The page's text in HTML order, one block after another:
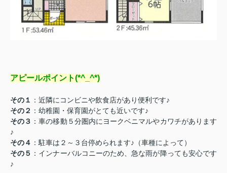
アピールポイント(*^_^*)
その１ ：近隣にコンビニや飲食店があり便利です♪
その２ ：幼稚園・保育園がとても近いです♪
その３ ：車の移動５分圏内にヨークベニマルやカワチがあります
♪
その４ ：駐車は２～３台停められます♪（車種によって）
その５ ：インナーバルコニーのため、急な雨が降っても安心です
♪